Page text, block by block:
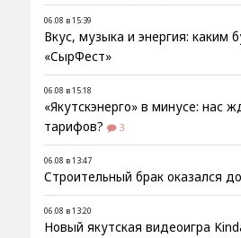
06.08 в 15:39
Вкус, музыка и энергия: каким
«СырФест»
06.08 в 15:18
«Якутскэнерго» в минусе: нас
тарифов?
3
06.08 в 13:47
Строительный брак оказался
06.08 в 13:20
Новый якутская видеоигра